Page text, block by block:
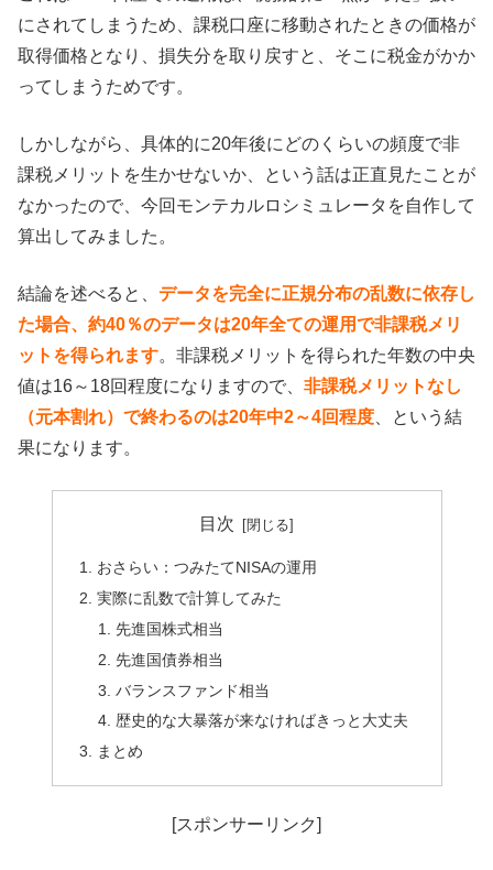
にされてしまうため、課税口座に移動されたときの価格が
取得価格となり、損失分を取り戻すと、そこに税金がかか
ってしまうためです。
しかしながら、具体的に20年後にどのくらいの頻度で非
課税メリットを生かせないか、という話は正直見たことが
なかったので、今回モンテカルロシミュレータを自作して
算出してみました。
結論を述べると、 データを完全に正規分布の乱数に依存し
た場合、約40％のデータは20年全ての運用で非課税メリ
ットを得られます。非課税メリットを得られた年数の中央
値は16～18回程度になりますので、 非課税メリットなし
（元本割れ）で終わるのは20年中2～4回程度 、という結
果になります。
目次
おさらい：つみたてNISAの運用
実際に乱数で計算してみた
先進国株式相当
先進国債券相当
バランスファンド相当
歴史的な大暴落が来なければきっと大丈夫
まとめ
[スポンサーリンク]